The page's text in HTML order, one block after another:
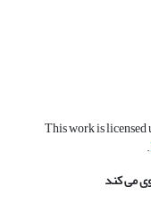
This work is licensed
.